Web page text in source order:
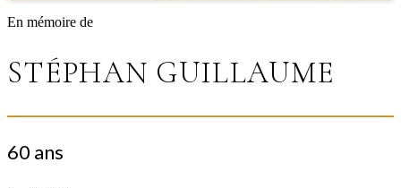
En mémoire de
STÉPHAN GUILLAUME
60 ans